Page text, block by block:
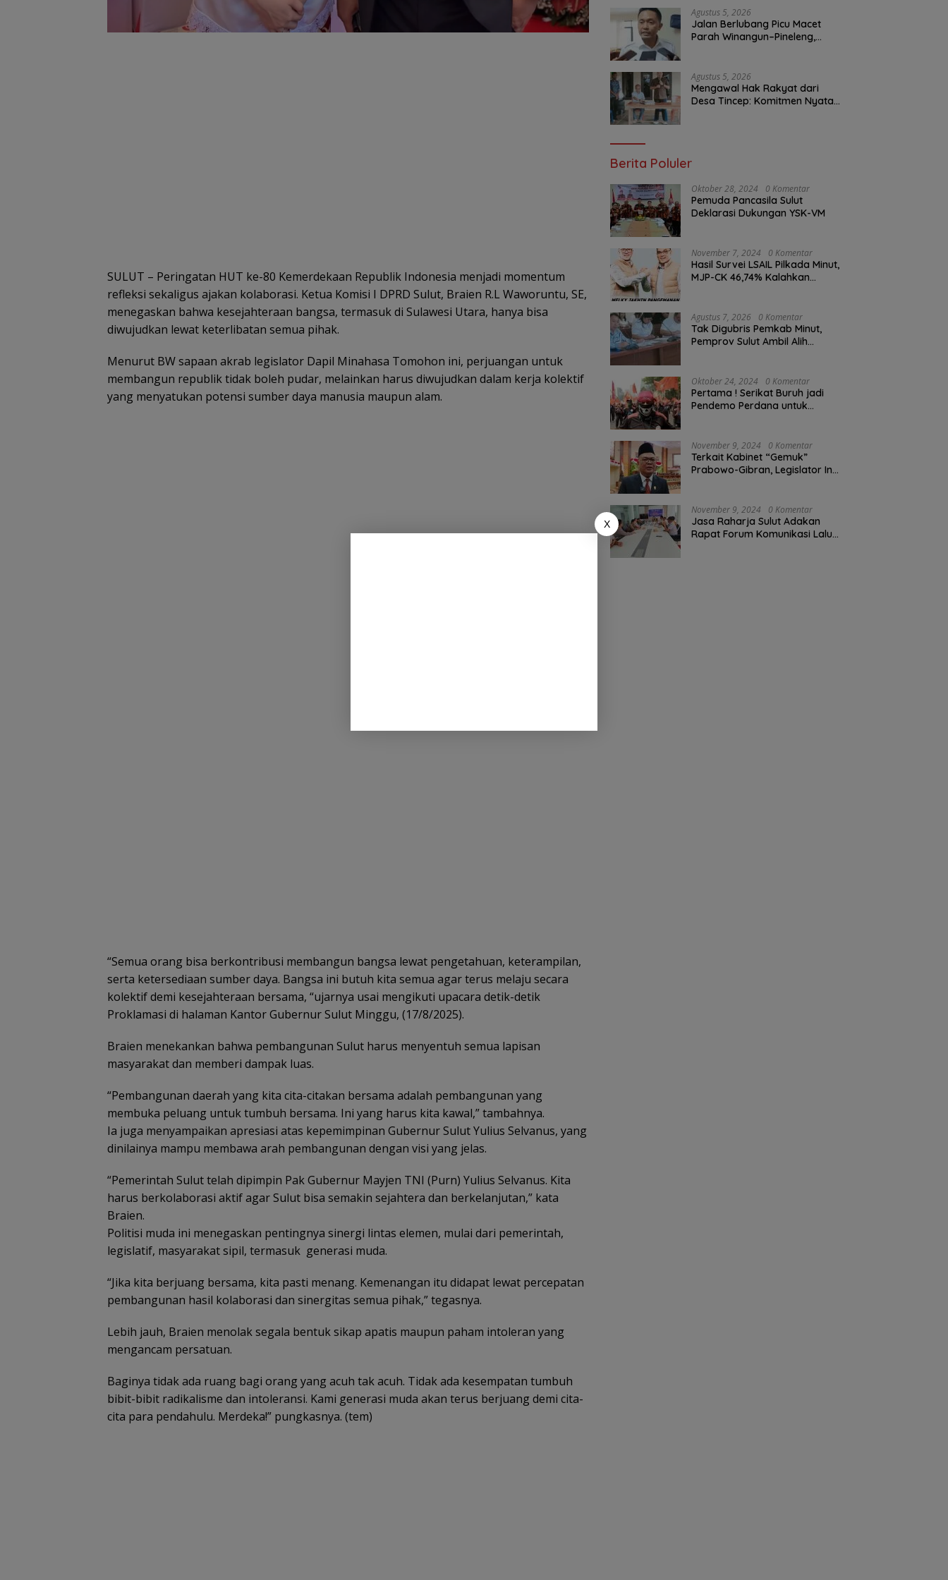
SULUT – Peringatan HUT ke-80 Kemerdekaan Republik Indonesia menjadi momentum
refleksi sekaligus ajakan kolaborasi. Ketua Komisi I DPRD Sulut, Braien R.L Waworuntu, SE,
menegaskan bahwa kesejahteraan bangsa, termasuk di Sulawesi Utara, hanya bisa
diwujudkan lewat keterlibatan semua pihak.
Menurut BW sapaan akrab legislator Dapil Minahasa Tomohon ini, perjuangan untuk
membangun republik tidak boleh pudar, melainkan harus diwujudkan dalam kerja kolektif
yang menyatukan potensi sumber daya manusia maupun alam.
“Semua orang bisa berkontribusi membangun bangsa lewat pengetahuan, keterampilan,
serta ketersediaan sumber daya. Bangsa ini butuh kita semua agar terus melaju secara
kolektif demi kesejahteraan bersama, “ujarnya usai mengikuti upacara detik-detik
Proklamasi di halaman Kantor Gubernur Sulut Minggu, (17/8/2025).
Braien menekankan bahwa pembangunan Sulut harus menyentuh semua lapisan
masyarakat dan memberi dampak luas.
“Pembangunan daerah yang kita cita-citakan bersama adalah pembangunan yang
membuka peluang untuk tumbuh bersama. Ini yang harus kita kawal,” tambahnya.
Ia juga menyampaikan apresiasi atas kepemimpinan Gubernur Sulut Yulius Selvanus, yang
dinilainya mampu membawa arah pembangunan dengan visi yang jelas.
“Pemerintah Sulut telah dipimpin Pak Gubernur Mayjen TNI (Purn) Yulius Selvanus. Kita
harus berkolaborasi aktif agar Sulut bisa semakin sejahtera dan berkelanjutan,” kata
Braien.
Politisi muda ini menegaskan pentingnya sinergi lintas elemen, mulai dari pemerintah,
legislatif, masyarakat sipil, termasuk generasi muda.
“Jika kita berjuang bersama, kita pasti menang. Kemenangan itu didapat lewat percepatan
pembangunan hasil kolaborasi dan sinergitas semua pihak,” tegasnya.
Lebih jauh, Braien menolak segala bentuk sikap apatis maupun paham intoleran yang
mengancam persatuan.
Baginya tidak ada ruang bagi orang yang acuh tak acuh. Tidak ada kesempatan tumbuh
bibit-bibit radikalisme dan intoleransi. Kami generasi muda akan terus berjuang demi cita-
cita para pendahulu. Merdeka!” pungkasnya. (tem)
Layanan Publik
Agustus 5, 2026
Jalan Berlubang Picu Macet
Parah Winangun–Pineleng,
Malam Ini
Agustus 5, 2026
Mengawal Hak Rakyat dari
Desa Tincep: Komitmen Nyata
Berita Poluler
Oktober 28, 2024 0 Komentar
Pemuda Pancasila Sulut
Deklarasi Dukungan YSK-VM
November 7, 2024 0 Komentar
Hasil Survei LSAIL Pilkada Minut,
MJP-CK 46,74% Kalahkan
Agustus 7, 2026 0 Komentar
Tak Digubris Pemkab Minut,
Pemprov Sulut Ambil Alih
Oktober 24, 2024 0 Komentar
Pertama ! Serikat Buruh jadi
Pendemo Perdana untuk
November 9, 2024 0 Komentar
Terkait Kabinet “Gemuk”
Prabowo-Gibran, Legislator Ini
November 9, 2024 0 Komentar
Jasa Raharja Sulut Adakan
Rapat Forum Komunikasi Lalu
X